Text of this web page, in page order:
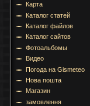
Карта
Каталог статей
Каталог файлов
Каталог сайтов
Фотоальбомы
Видео
Погода на Gismeteo
Нова пошта
Магазин
замовлення